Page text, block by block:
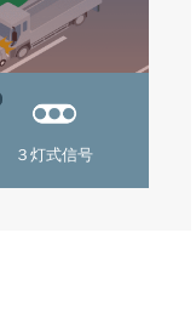
３灯式信号